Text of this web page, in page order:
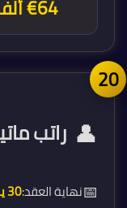
€64 ألف
👤 راتب
نهاية العقد:30 يونيو 2030